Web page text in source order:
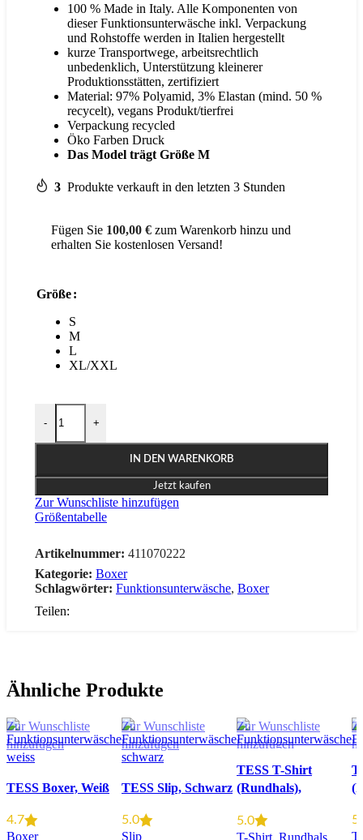
100 % Made in Italy. Alle Komponenten von
dieser Funktionsunterwäsche inkl. Verpackung
und Rohstoffe werden in Italien hergestellt
kurze Transportwege, arbeitsrechtlich
unbedenklich, Unterstützung kleinerer
Produktionsstätten, zertifiziert
Material: 97% Polyamid, 3% Elastan (mind. 50 %
recycelt), vegans Produkt/tierfrei
Verpackung recycled
Öko Farben Druck
Das Model trägt Größe M
3 Produkte verkauft in den letzten 3 Stunden
Fügen Sie 100,00 € zum Warenkorb hinzu und
erhalten Sie kostenlosen Versand!
Größe
S
M
L
XL/XXL
-
TESS Boxer, Schwarz Menge
+
IN DEN WARENKORB
Jetzt kaufen
Zur Wunschliste hinzufügen
Größentabelle
Artikelnummer: 411070222
Kategorie: Boxer
Schlagwörter: Funktionsunterwäsche, Boxer
Teilen:
Ähnliche Produkte
Zur Wunschliste
hinzufügen
TESS Boxer, Weiß
4.7
Boxer
Zur Wunschliste
hinzufügen
TESS Slip, Schwarz
5.0
Slip
Zur Wunschliste
hinzufügen
TESS T-Shirt
(Rundhals),
5.0
T-Shirt, Rundhals